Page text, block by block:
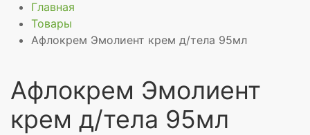
Главная
Товары
Афлокрем Эмолиент крем д/тела 95мл
Афлокрем Эмолиент
крем д/тела 95мл